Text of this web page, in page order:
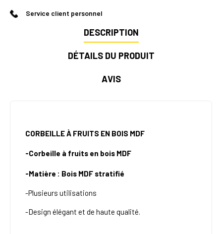
Service client personnel
DESCRIPTION
DÉTAILS DU PRODUIT
AVIS
CORBEILLE À FRUITS EN BOIS MDF
-Corbeille à fruits en bois MDF
-Matière : Bois MDF stratifié
-Plusieurs utilisations
-Design élégant et de haute qualité.